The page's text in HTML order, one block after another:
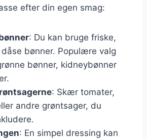
efter din egen smag:
: Du kan bruge friske,
bønner. Populære valg
bønner, kidneybønner
: Skær tomater,
andre grøntsager, du
: En simpel dressing kan